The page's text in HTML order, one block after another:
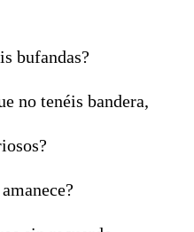
bufandas?
no tenéis bandera,